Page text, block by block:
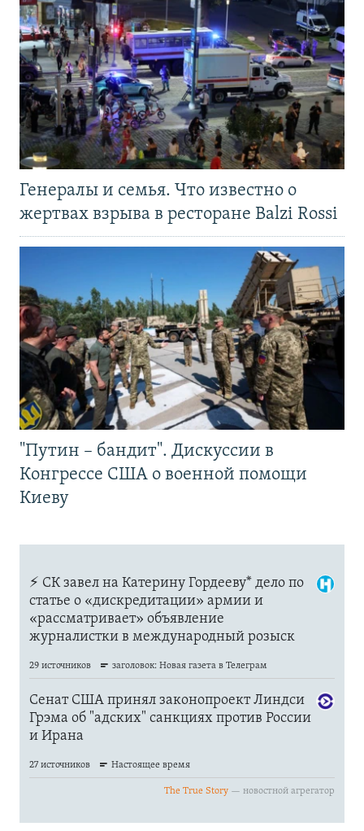
Генералы и семья. Что известно о
жертвах взрыва в ресторане Balzi Rossi
"Путин – бандит". Дискуссии в
Конгрессе США о военной помощи
Киеву